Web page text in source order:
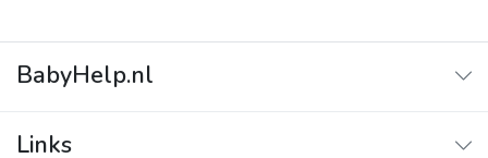
BabyHelp.nl
Links